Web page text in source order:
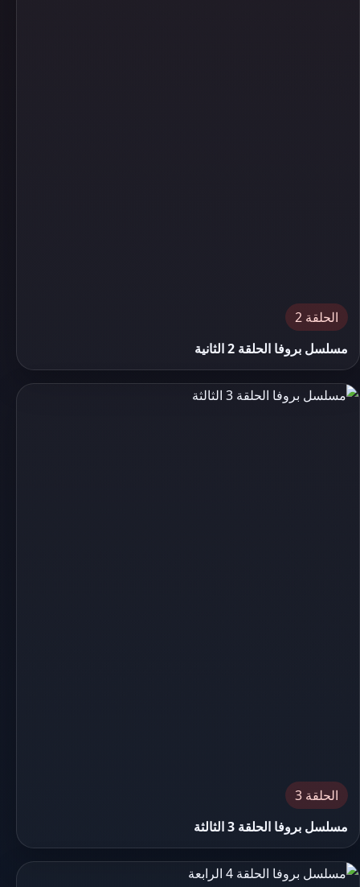
الحلقة 2
مسلسل بروفا الحلقة 2 الثانية
الحلقة 3
مسلسل بروفا الحلقة 3 الثالثة